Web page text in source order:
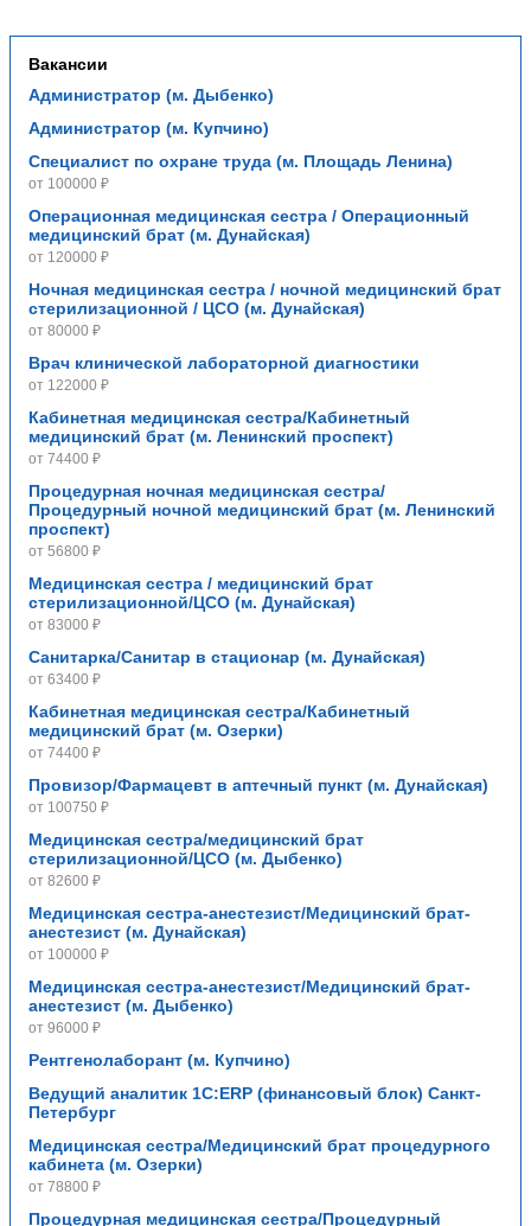
Вакансии
Администратор (м. Дыбенко)
Администратор (м. Купчино)
Специалист по охране труда (м. Площадь Ленина)
от 100000 ₽
Операционная медицинская сестра / Операционный
медицинский брат (м. Дунайская)
от 120000 ₽
Ночная медицинская сестра / ночной медицинский брат
стерилизационной / ЦСО (м. Дунайская)
от 80000 ₽
Врач клинической лабораторной диагностики
от 122000 ₽
Кабинетная медицинская сестра/Кабинетный
медицинский брат (м. Ленинский проспект)
от 74400 ₽
Процедурная ночная медицинская сестра/
Процедурный ночной медицинский брат (м. Ленинский
проспект)
от 56800 ₽
Медицинская сестра / медицинский брат
стерилизационной/ЦСО (м. Дунайская)
от 83000 ₽
Санитарка/Санитар в стационар (м. Дунайская)
от 63400 ₽
Кабинетная медицинская сестра/Кабинетный
медицинский брат (м. Озерки)
от 74400 ₽
Провизор/Фармацевт в аптечный пункт (м. Дунайская)
от 100750 ₽
Медицинская сестра/медицинский брат
стерилизационной/ЦСО (м. Дыбенко)
от 82600 ₽
Медицинская сестра-анестезист/Медицинский брат-
анестезист (м. Дунайская)
от 100000 ₽
Медицинская сестра-анестезист/Медицинский брат-
анестезист (м. Дыбенко)
от 96000 ₽
Рентгенолаборант (м. Купчино)
Ведущий аналитик 1С:ERP (финансовый блок) Санкт-
Петербург
Медицинская сестра/Медицинский брат процедурного
кабинета (м. Озерки)
от 78800 ₽
Процедурная медицинская сестра/Процедурный